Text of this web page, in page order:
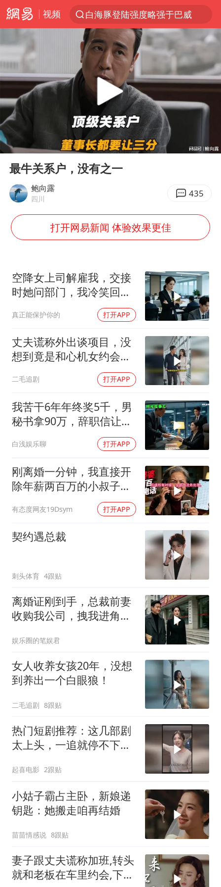
视频
白海豚登陆强度略强于巴威
上半年我国经营主体结构持续优化
《披荆斩棘2026》阵容官宣
杭州机场已取消航班388架次
浙江省委书记：该停下的坚决停下来
中国籍豪华游艇富商之子在泰国被杀
美将每月供乌爱国者拦截导弹
白海豚北上或致京津冀暴雨
世界第1特鲁姆普斯诺克中国赛一轮游
新疆一婚礼线上邀请引热议
《龙餐馆》 冲奖
上门女婿出轨女邻居多年被判重婚罪
韩军前线部队连曝丑闻
奋力开创中国式现代化建设新局面
Play
最牛关系户，没有之一
鲍向露
四川 435
打开网易新闻 体验效果更佳
空降女上司解雇我，交接
时她问部门，我冷笑回
真正能保护你的 打开APP
丈夫谎称外出谈项目，没
想到竟是和心机女约会，
二毛追剧 打开APP
我苦干6年年终奖5千，男
秘书拿90万，辞职信让女
白浅娱乐聊 打开APP
刚离婚一分钟，我直接开
除年薪两百万的小叔子，
有态度网友19Dsym 打开APP
契约遇总裁
刺头体育 4跟贴
离婚证刚到手，总裁前妻
收购我公司，拽我进角
娱乐圈的笔娱君
女人收养女孩20年，没想
到养出一个白眼狼！
二毛追剧 8跟贴
热门短剧推荐：这几部剧
太上头，一追就停不下
起喜电影 2跟贴
小姑子霸占主卧，新娘递
钥匙：她搬走咱再结婚
苗苗情感说 8跟贴
妻子跟丈夫谎称加班,转头
就和老板在车里约会,下秒